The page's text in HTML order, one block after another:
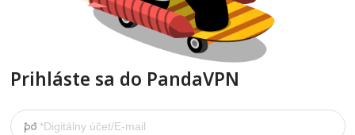
Prihláste sa do PandaVPN